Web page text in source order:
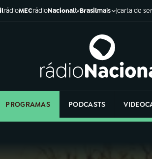
rádioMECrádioNacionaltvBrasilmais carta de
PROGRAMAS PODCASTS